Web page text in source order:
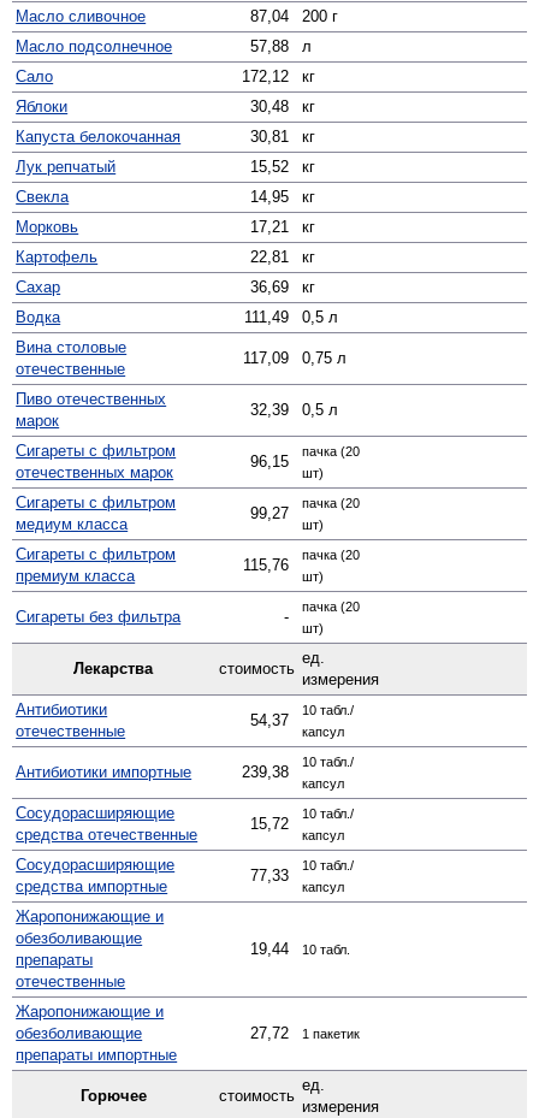
Масло сливочное
87,04
200 г
Масло подсолнечное
57,88
л
Сало
172,12
кг
Яблоки
30,48
кг
Капуста белокочанная
30,81
кг
Лук репчатый
15,52
кг
Свекла
14,95
кг
Морковь
17,21
кг
Картофель
22,81
кг
Сахар
36,69
кг
Водка
111,49
0,5 л
Вина столовые
отечественные
117,09 0,75 л
Пиво отечественных
марок
32,39 0,5 л
Сигареты с фильтром
отечественных марок
96,15
пачка (20
шт)
Сигареты с фильтром
медиум класса
99,27
пачка (20
шт)
Сигареты с фильтром
премиум класса
115,76
пачка (20
шт)
Сигареты без фильтра -
пачка (20
шт)
Лекарства стоимость
ед.
измерения
Антибиотики
отечественные
54,37
10 табл./
капсул
Антибиотики импортные 239,38
10 табл./
капсул
Сосудо­расширяющие
средства отечественные
15,72
10 табл./
капсул
Сосуд­орасширяющие
средства импортные
77,33
10 табл./
капсул
Жаро­понижающие и
обезболивающие
препараты
отечественные
19,44 10 табл.
Жаро­понижающие и
обезболивающие
препараты импортные
27,72 1 пакетик
Горючее стоимость
ед.
измерения